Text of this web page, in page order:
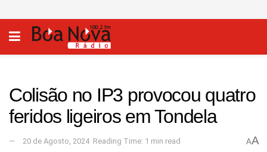
Colisão no IP3 provocou quatro
feridos ligeiros em Tondela
20 de Agosto, 2024 Reading Time: 1 min read AA